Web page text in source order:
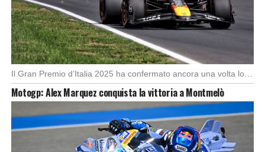
Motogp: Alex Marquez conquista la vittoria a Montmelò